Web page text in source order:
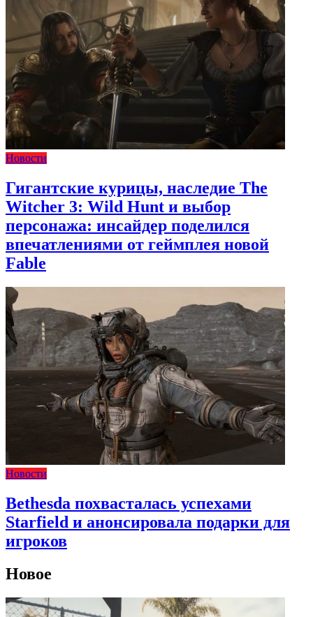
Новости
Гигантские курицы, наследие The
Witcher 3: Wild Hunt и выбор
персонажа: инсайдер поделился
впечатлениями от геймплея новой
Fable
Новости
Bethesda похвасталась успехами
Starfield и анонсировала подарки для
игроков
Новое